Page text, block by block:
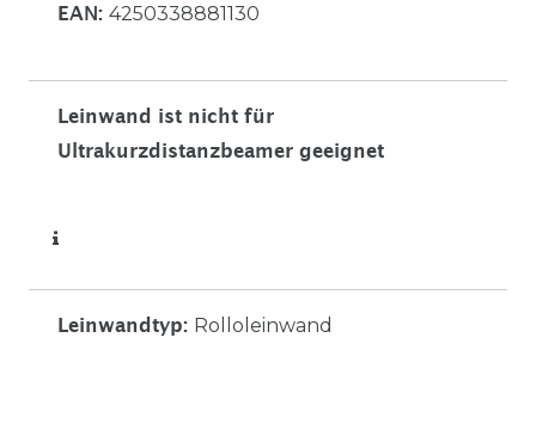
EAN: 4250338881130
Leinwand ist nicht für
Ultrakurzdistanzbeamer geeignet
Leinwandtyp: Rolloleinwand